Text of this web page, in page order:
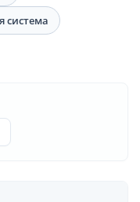
система